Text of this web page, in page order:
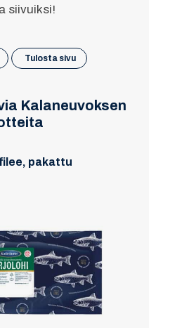
siivuiksi!
Tulosta sivu
Kalaneuvoksen
pakattu